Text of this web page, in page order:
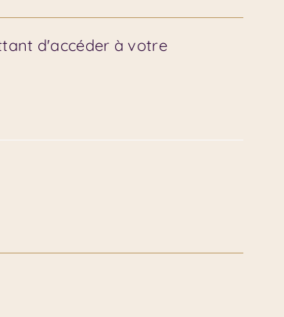
d'accéder à votre